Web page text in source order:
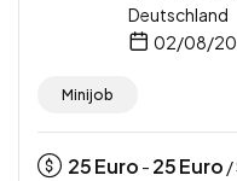
Deutschland
02/08/
Minijob
25Euro - 25Euro /